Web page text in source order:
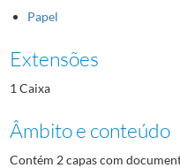
Papel
Extensões
1 Caixa
Âmbito e conteúdo
Contém 2 capas com